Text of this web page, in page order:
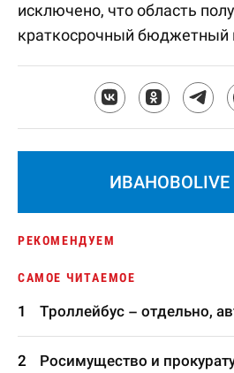
исключено, что область
краткосрочный бюджетный
ИВАНОВОLIVE
РЕКОМЕНДУЕМ
САМОЕ ЧИТАЕМОЕ
Троллейбус – отдельно,
Росимущество и